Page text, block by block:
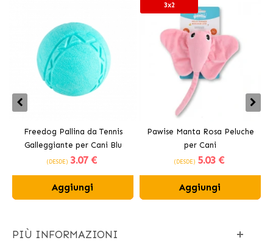
Freedog Pallina da Tennis
Galleggiante per Cani Blu
(DESDE) 3.07 €
Aggiungi
3x2
Pawise Manta Rosa Peluche
per Cani
(DESDE) 5.03 €
Aggiungi
PIÙ INFORMAZIONI